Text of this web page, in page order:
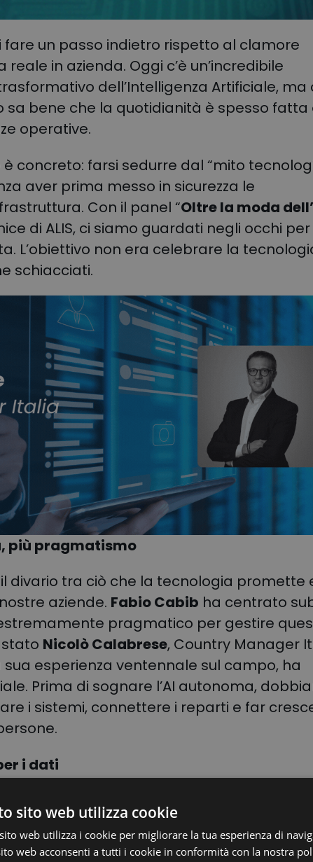
un passo indietro rispetto al clamore
in azienda. Oggi c’è un’incredibile
dell’Intelligenza Artificiale, ma
sa bene che la quotidianità è spesso fatta
operative.
concreto: farsi sedurre dal “mito
aver prima messo in sicurezza le
. Con il panel “Oltre la moda
di ALIS, ci siamo guardati negli occhi per
. L’obiettivo non era celebrare la
schiacciati.
più pragmatismo
divario tra ciò che la tecnologia promette
aziende. Fabio Cabib ha centrato
pragmatico per gestire
Nicolò Calabrese, Country Manager
esperienza ventennale sul campo, ha
Prima di sognare l’AI autonoma,
i sistemi, connettere i reparti e far
.
i dati
non va da nessuna parte senza il suo
, Logistic Director di Paglieri S.p.A., ha
i “silos” informativi, creando
sito web utilizza cookie
web utilizza i cookie per migliorare la tua esperienza di
web acconsenti a tutti i cookie in conformità con la nostra